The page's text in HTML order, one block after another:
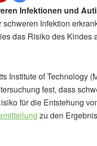
Infektionen und
Infektion
das Risiko des Kindes
Institute of Technology
fest, dass
für die Entstehung
zu den